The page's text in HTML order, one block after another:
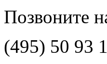
Позвоните
(495) 50 93